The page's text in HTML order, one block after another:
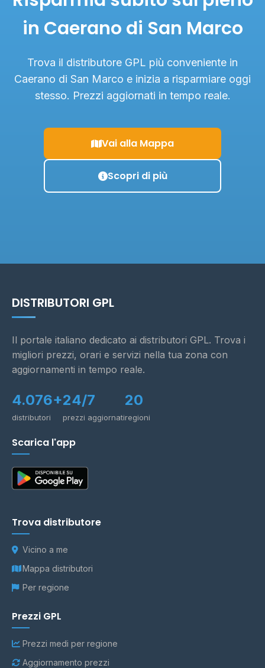
in Caerano di San Marco
Trova il distributore GPL più conveniente in
Caerano di San Marco e inizia a risparmiare oggi
stesso. Prezzi aggiornati in tempo reale.
Vai alla Mappa
Scopri di più
DISTRIBUTORI GPL
Il portale italiano dedicato ai distributori GPL. Trova i
migliori prezzi, orari e servizi nella tua zona con
aggiornamenti in tempo reale.
4.076+
distributori
24/7
prezzi aggiornati
20
regioni
Scarica l'app
Trova distributore
Vicino a me
Mappa distributori
Per regione
Prezzi GPL
Prezzi medi per regione
Aggiornamento prezzi